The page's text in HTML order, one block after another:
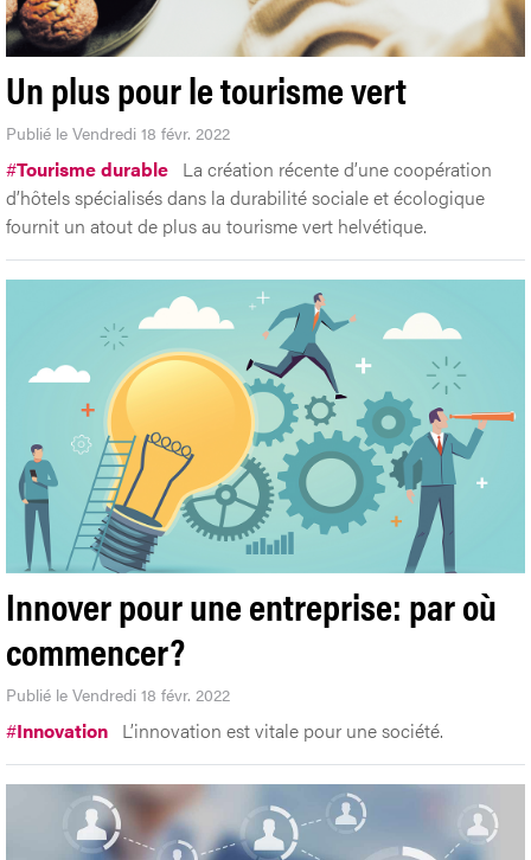
Un plus pour le tourisme vert
Publié le Vendredi 18 févr. 2022
#Tourisme durable La création récente d’une coopération
d’hôtels spécialisés dans la durabilité sociale et écologique
fournit un atout de plus au tourisme vert helvétique.
Innover pour une entreprise: par où
commencer?
Publié le Vendredi 18 févr. 2022
#Innovation L’innovation est vitale pour une société.